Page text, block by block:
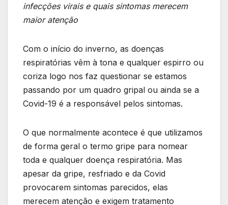
infecções virais e quais sintomas merecem
maior atenção
Com o início do inverno, as doenças
respiratórias vêm à tona e qualquer espirro ou
coriza logo nos faz questionar se estamos
passando por um quadro gripal ou ainda se a
Covid-19 é a responsável pelos sintomas.
O que normalmente acontece é que utilizamos
de forma geral o termo gripe para nomear
toda e qualquer doença respiratória. Mas
apesar da gripe, resfriado e da Covid
provocarem sintomas parecidos, elas
merecem atenção e exigem tratamento